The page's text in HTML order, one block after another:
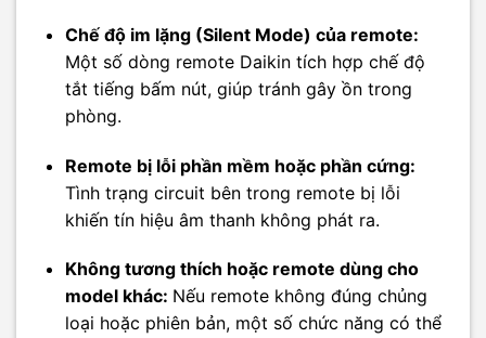
Chế độ im lặng (Silent Mode) của remote:
Một số dòng remote Daikin tích hợp chế độ
tắt tiếng bấm nút, giúp tránh gây ồn trong
phòng.
Remote bị lỗi phần mềm hoặc phần cứng:
Tình trạng circuit bên trong remote bị lỗi
khiến tín hiệu âm thanh không phát ra.
Không tương thích hoặc remote dùng cho
model khác: Nếu remote không đúng chủng
loại hoặc phiên bản, một số chức năng có thể